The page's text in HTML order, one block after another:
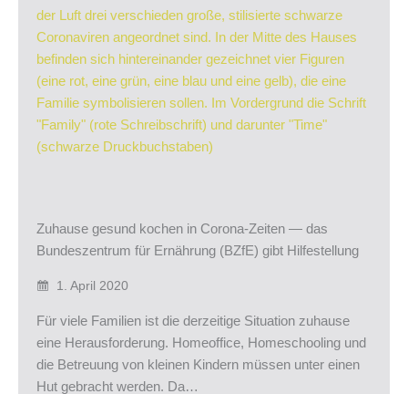
Zuhause gesund kochen in Corona-Zeiten — das
Bundeszentrum für Ernährung (BZfE) gibt Hilfestellung
1. April 2020
Für viele Familien ist die derzeitige Situation zuhause
eine Herausforderung. Homeoffice, Homeschooling und
die Betreuung von kleinen Kindern müssen unter einen
Hut gebracht werden. Da…